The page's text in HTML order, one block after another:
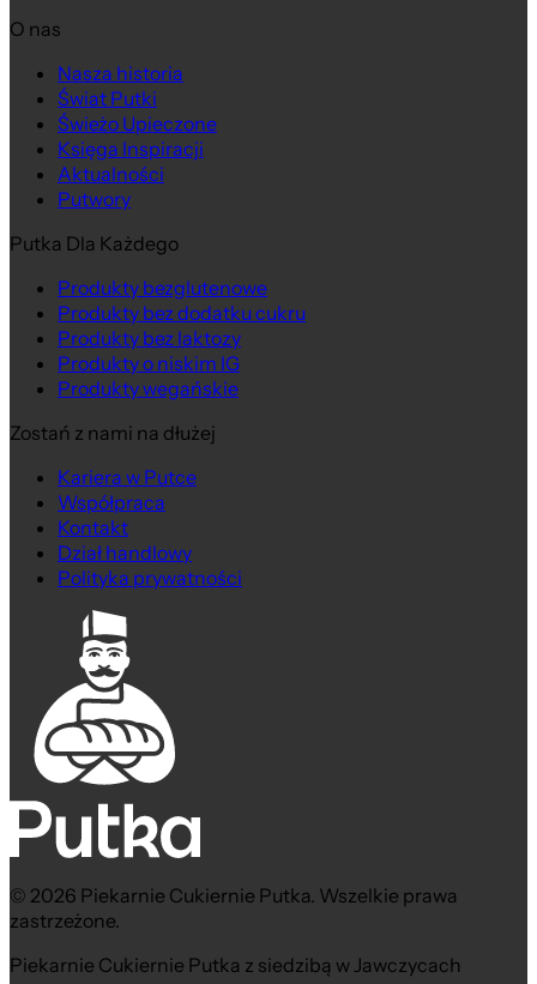
O nas
Nasza historia
Świat Putki
Świeżo Upieczone
Księga Inspiracji
Aktualności
Putwory
Putka Dla Każdego
Produkty bezglutenowe
Produkty bez dodatku cukru
Produkty bez laktozy
Produkty o niskim IG
Produkty wegańskie
Zostań z nami na dłużej
Kariera w Putce
Współpraca
Kontakt
Dział handlowy
Polityka prywatności
© 2026 Piekarnie Cukiernie Putka. Wszelkie prawa
zastrzeżone.
Piekarnie Cukiernie Putka z siedzibą w Jawczycach